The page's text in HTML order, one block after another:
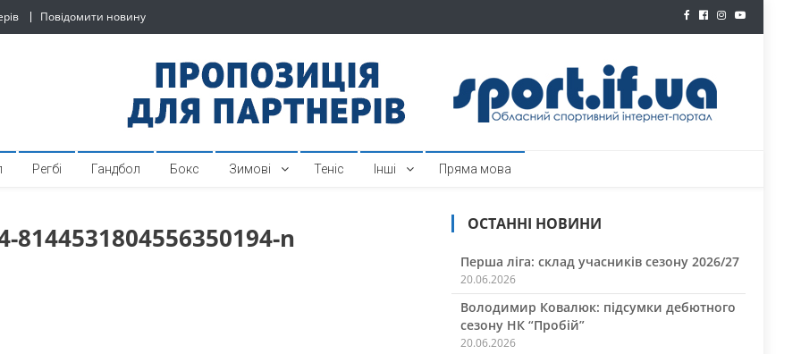
Повідомити новину
спортивний інтернет-портал
Регбі Гандбол Бокс Зимові Теніс Інші Пряма мова
8144531804556350194-n ОСТАННІ НОВИНИ
Перша ліга: склад учасників сезону 2026/27
20.06.2026
Володимир Ковалюк: підсумки дебютного
сезону НК “Пробій”
20.06.2026